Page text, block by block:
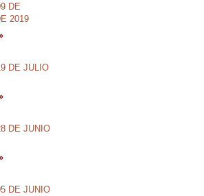
DE
2019
DE JULIO
DE JUNIO
DE JUNIO